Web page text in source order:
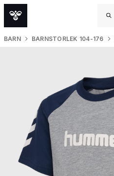
BARN BARNSTORLEK 104-176